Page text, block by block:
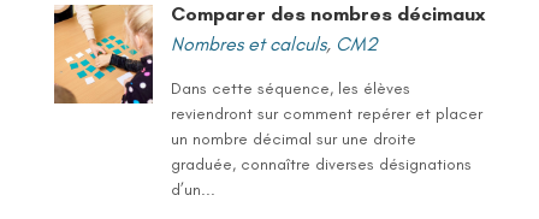
Comparer des nombres décimaux
Nombres et calculs, CM2
Dans cette séquence, les élèves
reviendront sur comment repérer et placer
un nombre décimal sur une droite
graduée, connaître diverses désignations
d’un...